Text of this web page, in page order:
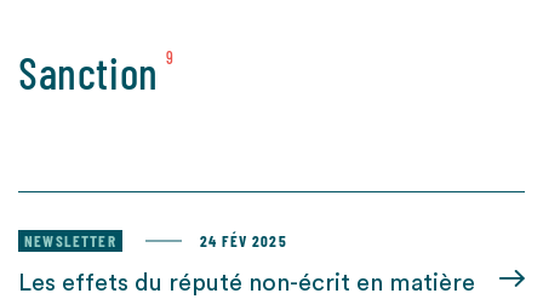
Sanction 9
NEWSLETTER 24 FÉV 2025
Les effets du réputé non-écrit en matière